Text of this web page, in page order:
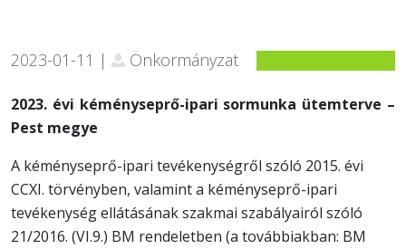
2023-01-11 | Önkormányzat
2023. évi kéményseprő-ipari sormunka ütemterve –
Pest megye
A kéményseprő-ipari tevékenységről szóló 2015. évi
CCXI. törvényben, valamint a kéményseprő-ipari
tevékenység ellátásának szakmai szabályairól szóló
21/2016. (VI.9.) BM rendeletben (a továbbiakban: BM